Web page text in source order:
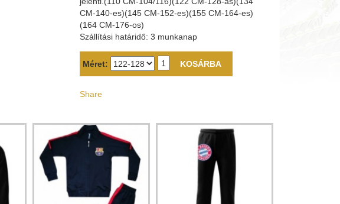
CM-140-es)(145 CM-152-es)(155 CM-164-es)
(164 CM-176-os)
Szállítási határidő: 3 munkanap
Méret:
Share